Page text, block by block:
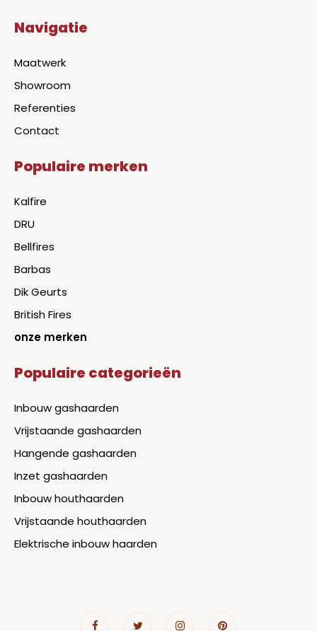
Navigatie
Maatwerk
Showroom
Referenties
Contact
Populaire merken
Kalfire
DRU
Bellfires
Barbas
Dik Geurts
British Fires
onze merken
Populaire categorieën
Inbouw gashaarden
Vrijstaande gashaarden
Hangende gashaarden
Inzet gashaarden
Inbouw houthaarden
Vrijstaande houthaarden
Elektrische inbouw haarden